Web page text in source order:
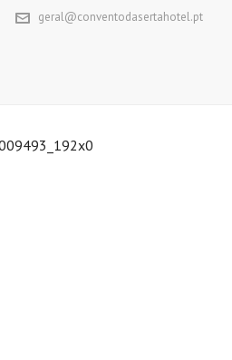
geral@conventodasertahotel.pt